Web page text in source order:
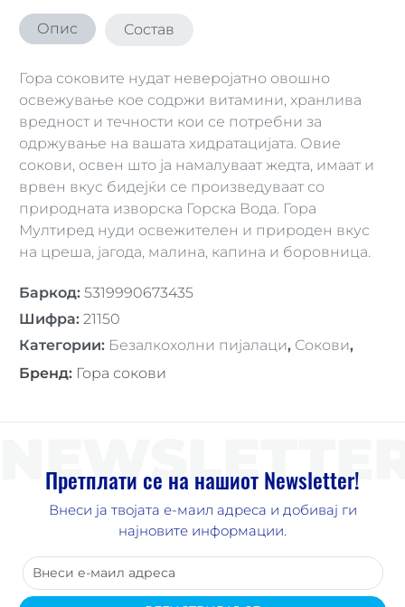
Опис Состав
Гора соковите нудат неверојатно овошно
освежување кое содржи витамини, хранлива
вредност и течности кои се потребни за
одржување на вашата хидратацијата. Овие
сокови, освен што ја намалуваат жедта, имаат и
врвен вкус бидејќи се произведуваат со
природната изворска Горска Вода. Гора
Мултиред нуди освежителен и природен вкус
на цреша, јагода, малина, капина и боровница.
Баркод: 5319990673435
Шифра: 21150
Категории: Безалкохолни пијалаци, Сокови,
Бренд: Гора сокови
Претплати се на нашиот Newsletter!
Внеси ја твојата е-маил адреса и добивај ги
најновите информации.